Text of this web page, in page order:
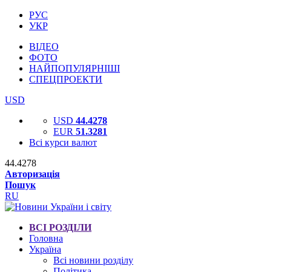
РУС
УКР
ВІДЕО
ФОТО
НАЙПОПУЛЯРНІШІ
СПЕЦПРОЕКТИ
USD
USD 44.4278
EUR 51.3281
Всі курси валют
44.4278
Авторизація
Пошук
RU
ВСІ РОЗДІЛИ
Головна
Україна
Всі новини розділу